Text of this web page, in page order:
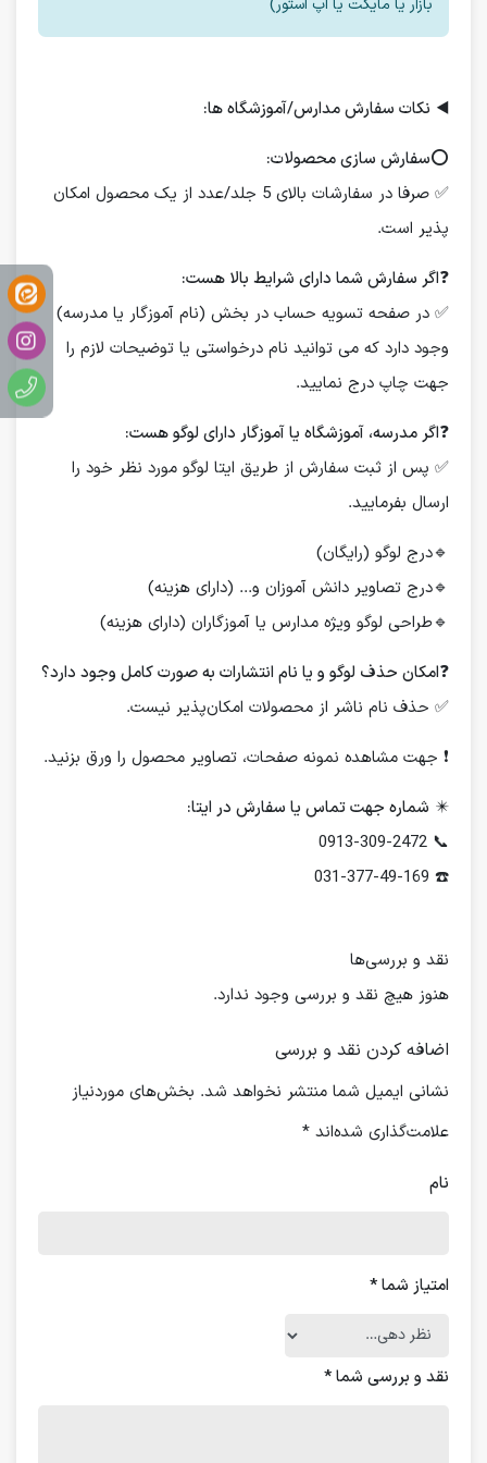
بازار یا مایکت یا اپ استور)
◀️ نکات سفارش مدارس/آموزشگاه ها:
⭕️سفارش سازی محصولات:
✅ صرفا در سفارشات بالای 5 جلد/عدد از یک محصول امکان
پذیر است.
❓اگر سفارش شما دارای شرایط بالا هست:
✅ در صفحه تسویه حساب در بخش (نام آموزگار یا مدرسه)
وجود دارد که می توانید نام درخواستی یا توضیحات لازم را
جهت چاپ درج نمایید.
❓اگر مدرسه، آموزشگاه یا آموزگار دارای لوگو هست:
✅ پس از ثبت سفارش از طریق ایتا لوگو مورد نظر خود را
ارسال بفرمایید.
🔹درج لوگو (رایگان)
🔹درج تصاویر دانش آموزان و... (دارای هزینه)
🔹طراحی لوگو ویژه مدارس یا آموزگاران (دارای هزینه)
❓امکان حذف لوگو و یا نام انتشارات به صورت کامل وجود دارد؟
✅ حذف نام ناشر از محصولات امکان‌پذیر نیست.
❗️ جهت مشاهده نمونه صفحات، تصاویر محصول را ورق بزنید.
✴️ شماره جهت تماس یا سفارش در ایتا:
📞 0913-309-2472
☎️ 031-377-49-169
نقد و بررسی‌ها
هنوز هیچ نقد و بررسی وجود ندارد.
اضافه کردن نقد و بررسی
نشانی ایمیل شما منتشر نخواهد شد. بخش‌های موردنیاز
علامت‌گذاری شده‌اند *
نام
امتیاز شما*
نقد و بررسی شما*